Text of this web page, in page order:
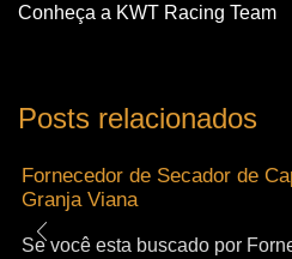
Conheça a KWT Racing Team
Posts relacionados
Fornecedor de Secador de
Granja Viana
Se você esta buscado por